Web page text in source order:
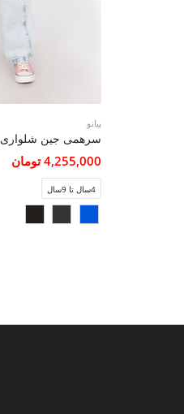
پیانو
سرهمی جین شلواری
4,255,000 تومان
4سال تا 9سال